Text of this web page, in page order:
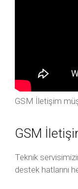
GSM İletişim
GSM
Teknik
destek hatlarını